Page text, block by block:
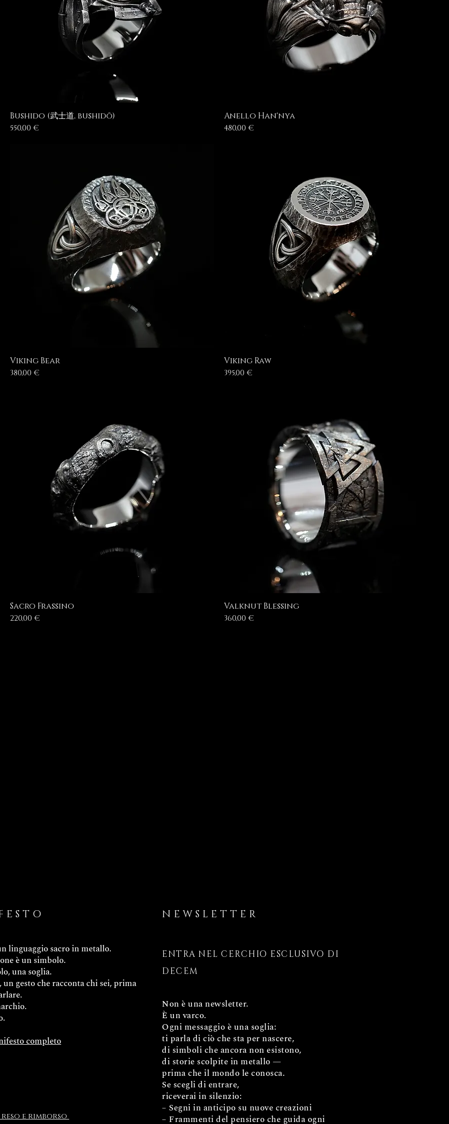
Bushido (武士道, bushidō)
Prezzo
550,00 €
Anello Han'nya
Prezzo
480,00 €
Viking Bear
Prezzo
380,00 €
Viking Raw
Prezzo
395,00 €
Sacro Frassino
Prezzo
220,00 €
Valknut Blessing
Prezzo
360,00 €
linguaggio sacro in metallo.
è un simbolo.
una soglia.
un gesto che racconta chi sei, prima
completo
e rimborso
NEWSLETTER
ENTRA NEL CERCHIO ESCLUSIVO DI
DECEM
Non è una newsletter.
È un varco.
Ogni messaggio è una soglia:
ti parla di ciò che sta per nascere,
di simboli che ancora non esistono,
di storie scolpite in metallo —
prima che il mondo le conosca.
Se scegli di entrare,
riceverai in silenzio:
– Segni in anticipo su nuove creazioni
– Frammenti del pensiero che guida ogni